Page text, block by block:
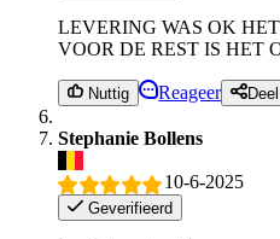
LEVERING WAS OK
VOOR DE REST IS HET
Nuttig Reageer Deel
Stephanie Bollens
10-6-2025
Geverifieerd